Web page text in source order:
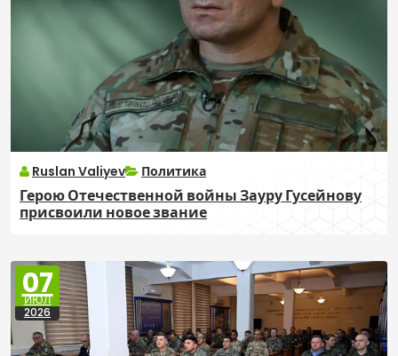
Ruslan Valiyev Политика
Герою Отечественной войны Зауру Гусейнову
присвоили новое звание
07
ИЮЛ
2026